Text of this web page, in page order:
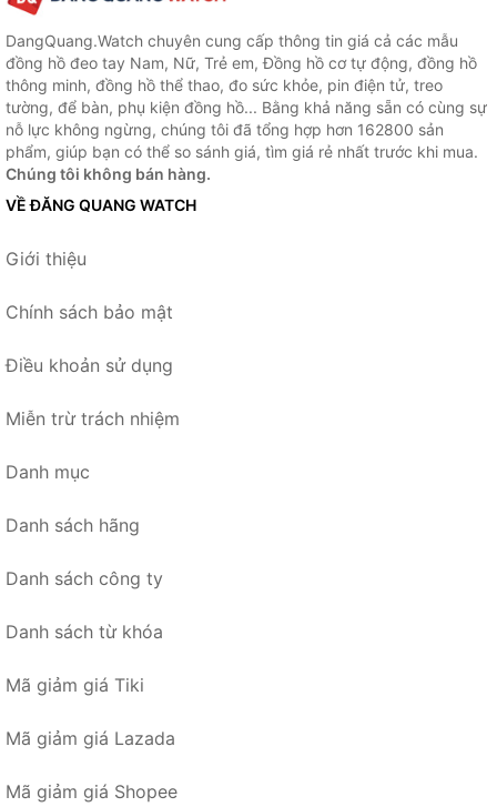
DangQuang.Watch chuyên cung cấp thông tin giá cả các mẫu
đồng hồ đeo tay Nam, Nữ, Trẻ em, Đồng hồ cơ tự động, đồng hồ
thông minh, đồng hồ thể thao, đo sức khỏe, pin điện tử, treo
tường, để bàn, phụ kiện đồng hồ... Bằng khả năng sẵn có cùng sự
nỗ lực không ngừng, chúng tôi đã tổng hợp hơn 162800 sản
phẩm, giúp bạn có thể so sánh giá, tìm giá rẻ nhất trước khi mua.
Chúng tôi không bán hàng.
VỀ ĐĂNG QUANG WATCH
Giới thiệu
Chính sách bảo mật
Điều khoản sử dụng
Miễn trừ trách nhiệm
Danh mục
Danh sách hãng
Danh sách công ty
Danh sách từ khóa
Mã giảm giá Tiki
Mã giảm giá Lazada
Mã giảm giá Shopee